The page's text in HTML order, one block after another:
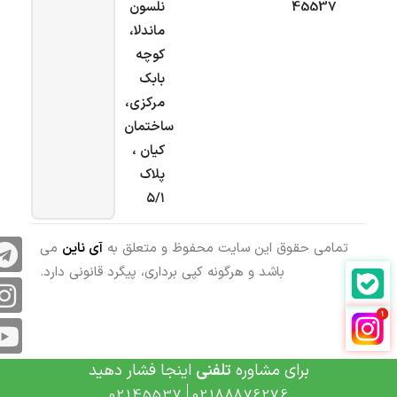
45537
نلسون
ماندلا،
کوچه
بابک
مرکزی،
ساختمان
کیان ،
پلاک
۵/۱
تمامی حقوق این سایت محفوظ و متعلق به آی ناین می
باشد و هرگونه کپی برداری، پیگرد قانونی دارد.
برای مشاوره تلفنی اینجا فشار دهید